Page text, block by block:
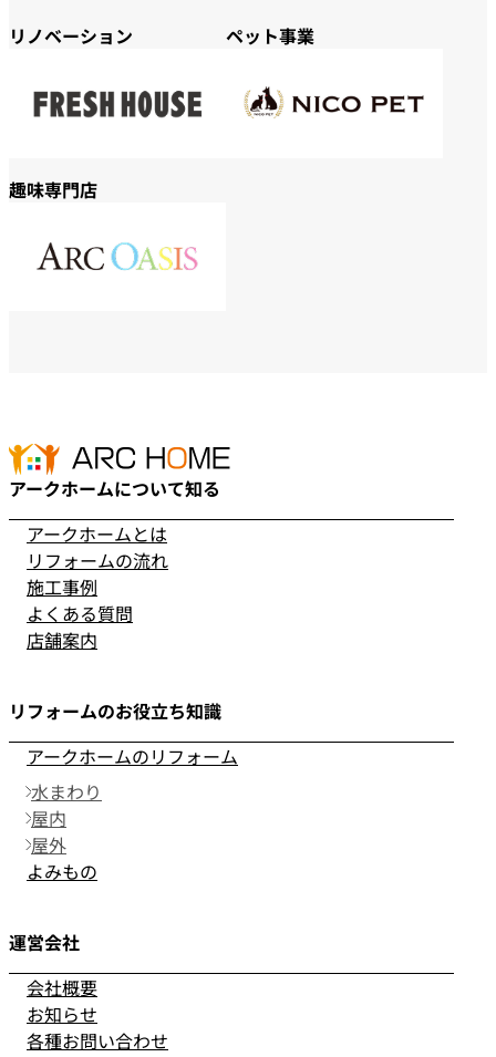
リノベーション ペット事業
趣味専門店
アークホームについて知る
アークホームとは
リフォームの流れ
施工事例
よくある質問
店舗案内
リフォームのお役立ち知識
アークホームのリフォーム
水まわり
屋内
屋外
よみもの
運営会社
会社概要
お知らせ
各種お問い合わせ